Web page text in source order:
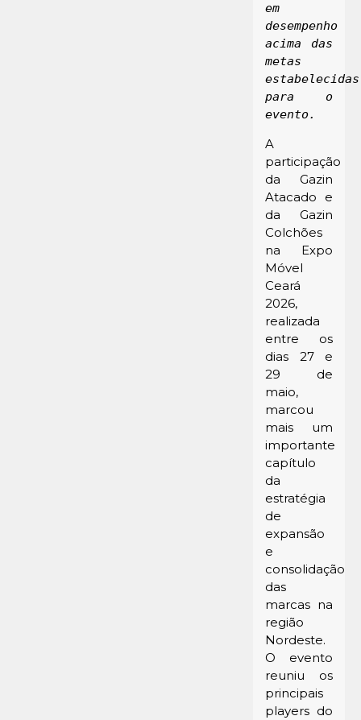
em
desempenho
acima das
metas
estabelecidas
para o
evento.
A
participação
da Gazin
Atacado e
da Gazin
Colchões
na Expo
Móvel
Ceará
2026,
realizada
entre os
dias 27 e
29 de
maio,
marcou
mais um
importante
capítulo
da
estratégia
de
expansão
e
consolidação
das
marcas na
região
Nordeste.
O evento
reuniu os
principais
players do